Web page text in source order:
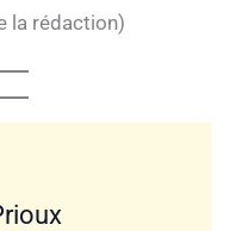
la rédaction)